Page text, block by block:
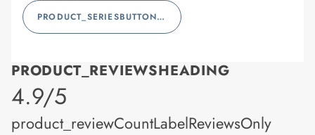
PRODUCT_SERIESBUTTONLABEL
PRODUCT_REVIEWSHEADING
product_rating
4.9/5
product_reviewCountLabelReviewsOnly